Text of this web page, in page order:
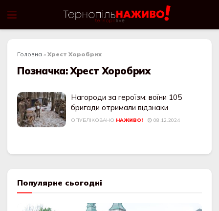
Головна » Хрест Хоробрих
Позначка:Хрест Хоробрих
Нагороди за героїзм: воїни 105
бригади отримали відзнаки
ОПУБЛІКОВАНО НАЖИВО! 08.12.2024
Популярне сьогодні